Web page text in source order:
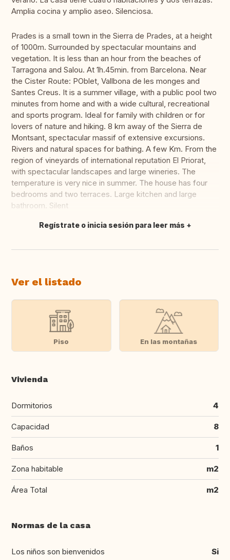
Amplia cocina y amplio aseo. Silenciosa.
Prades is a small town in the Sierra de Prades, at a height
of 1000m. Surrounded by spectacular mountains and
vegetation. It is less than an hour from the beaches of
Tarragona and Salou. At 1h.45min. from Barcelona. Near
the Cister Route: POblet, Vallbona de les monges and
Santes Creus. It is a summer village, with a public pool two
minutes from home and with a wide cultural, recreational
and sports program. Ideal for family with children or for
lovers of nature and hiking. 8 km away of the Sierra de
Montsant, spectacular massif of extensive excursions.
Rivers and natural spaces for bathing. A few Km. From the
region of vineyards of international reputation El Priorat,
with spectacular landscapes and large wineries. The
temperature is very nice in summer. The house has four
bedrooms and two terraces. Large kitchen and large
bathroom. Silent
Traducir
Regístrate o inicia sesión para leer más
Ver el listado
Piso En las montañas
Vivienda
Dormitorios 4
Capacidad 8
Baños 1
Zona habitable m2
Área Total m2
Normas de la casa
Los niños son bienvenidos Si